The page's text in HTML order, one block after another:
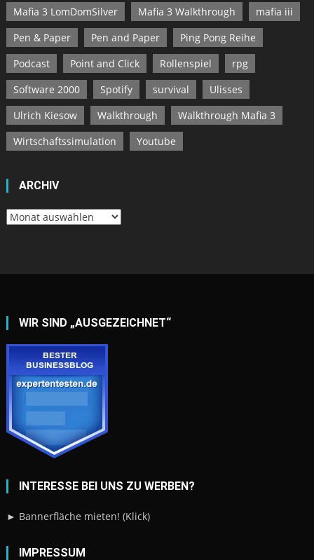
Mafia 3 LomDomSilver
Mafia 3 Walkthrough
mafia iii
Pen & Paper
Pen and Paper
Ping Pong Reihe
Podcast
Point and Click Rollenspiel
rpg
Software 2000
Spotify survival
Ulisses
Ulrich Kiesow
Walkthrough
Walkthrough Mafia 3
Wirtschaftssimulation
Youtube
ARCHIV
Archiv
WIR SIND „AUSGEZEICHNET“
INTERESSE BEI UNS ZU WERBEN?
► Bannerfläche mieten! (Klick)
IMPRESSUM